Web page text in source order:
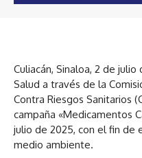
Culiacán, Sinaloa, 2 de
Salud a través de la
Contra Riesgos Sanitarios
campaña «Medicamentos
julio de 2025, con el fin de
medio ambiente.